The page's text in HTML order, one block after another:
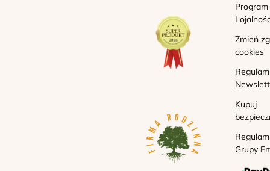
Program
Zmień
cookies
Kupuj
Grupy